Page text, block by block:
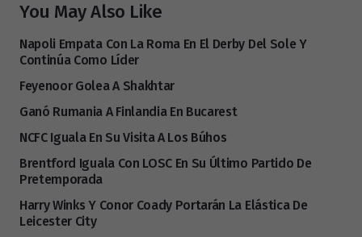
You May Also Like
Napoli Empata Con La Roma En El Derby Del Sole Y
Continúa Como Líder
Feyenoor Golea A Shakhtar
Ganó Rumania A Finlandia En Bucarest
NCFC Iguala En Su Visita A Los Búhos
Brentford Iguala Con LOSC En Su Último Partido De
Pretemporada
Harry Winks Y Conor Coady Portarán La Elástica De
Leicester City